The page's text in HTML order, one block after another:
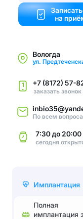
на
Вологда
ул.
1 +7 (8172) 57-
заказать звонок
По всем
7:30до20:00
сегодня
Имплантация
Полная
имплантация